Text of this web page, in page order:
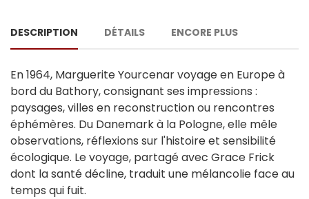
DESCRIPTION DÉTAILS ENCORE PLUS
En 1964, Marguerite Yourcenar voyage en Europe à
bord du Bathory, consignant ses impressions :
paysages, villes en reconstruction ou rencontres
éphémères. Du Danemark à la Pologne, elle mêle
observations, réflexions sur l'histoire et sensibilité
écologique. Le voyage, partagé avec Grace Frick
dont la santé décline, traduit une mélancolie face au
temps qui fuit.